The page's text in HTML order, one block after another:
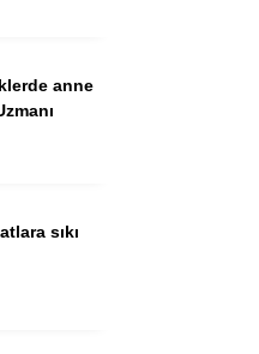
anne
sıkı